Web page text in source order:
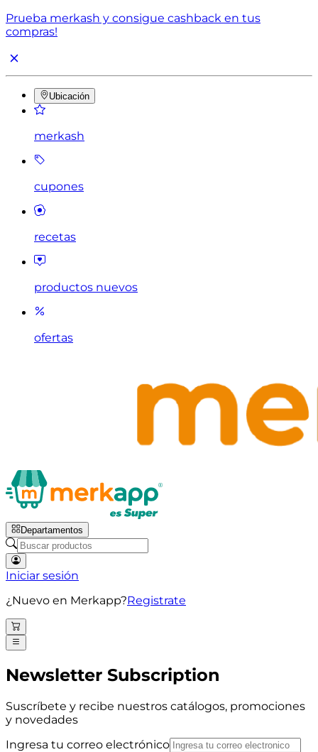
Prueba merkash y consigue cashback en tus
compras!
Ubicación
merkash
cupones
recetas
productos nuevos
ofertas
Departamentos
Iniciar sesión
¿Nuevo en Merkapp?Registrate
Newsletter Subscription
Suscríbete y recibe nuestros catálogos, promociones
y novedades
Ingresa tu correo electrónico